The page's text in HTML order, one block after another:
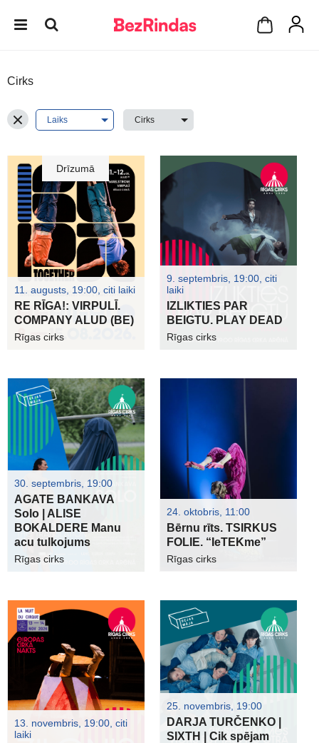
Cirks
Drīzumā
11. augusts, 19:00, citi laiki
RE RĪGA!: VIRPULĪ.
COMPANY ALUD (BE)
Rīgas cirks
9. septembris, 19:00, citi
laiki
IZLIKTIES PAR
BEIGTU. PLAY DEAD
Rīgas cirks
30. septembris, 19:00
AGATE BANKAVA
Solo | ALISE
BOKALDERE Manu
acu tulkojums
Rīgas cirks
24. oktobris, 11:00
Bērnu rīts. TSIRKUS
FOLIE. “IeTEKme”
Rīgas cirks
13. novembris, 19:00, citi
laiki
25. novembris, 19:00
DARJA TURČENKO |
SIXTH | Cik spējam